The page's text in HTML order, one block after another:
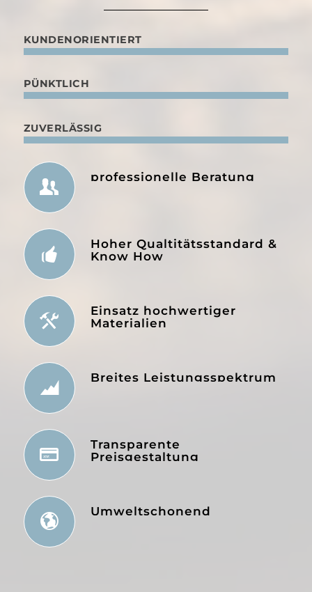
KUNDENORIENTIERT
PÜNKTLICH
ZUVERLÄSSIG
professionelle Beratung
Hoher Qualtitätsstandard &
Know How
Einsatz hochwertiger
Materialien
Breites Leistungsspektrum
Transparente
Preisgestaltung
Umweltschonend